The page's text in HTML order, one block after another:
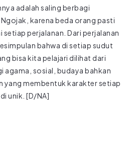
adalah saling berbagi
karena beda orang pasti
setiap perjalanan. Dari perjalanan
bahwa di setiap sudut
bisa kita pelajari dilihat dari
agama, sosial, budaya bahkan
yang membentuk karakter setiap
unik. [D/NA]